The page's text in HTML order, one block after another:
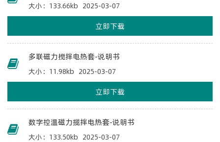
大小：133.66kb 2025-03-07
立即下载
多联磁力搅拌电热套-说明书
大小：11.98kb 2025-03-07
立即下载
数字控温磁力揽拌电热套-说明书
大小：133.50kb 2025-03-07